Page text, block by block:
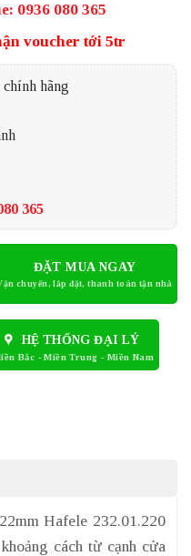
0936 080 365
voucher tới 5tr
chính hãng
365
ĐẶT MUA NGAY
HỆ THỐNG ĐẠI LÝ
Hafele 232.01.220
cách từ cạnh cửa